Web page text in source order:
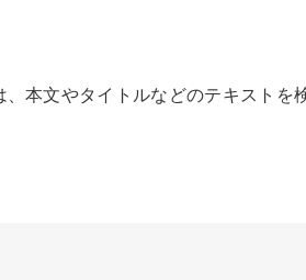
本文やタイトルなどのテキストを